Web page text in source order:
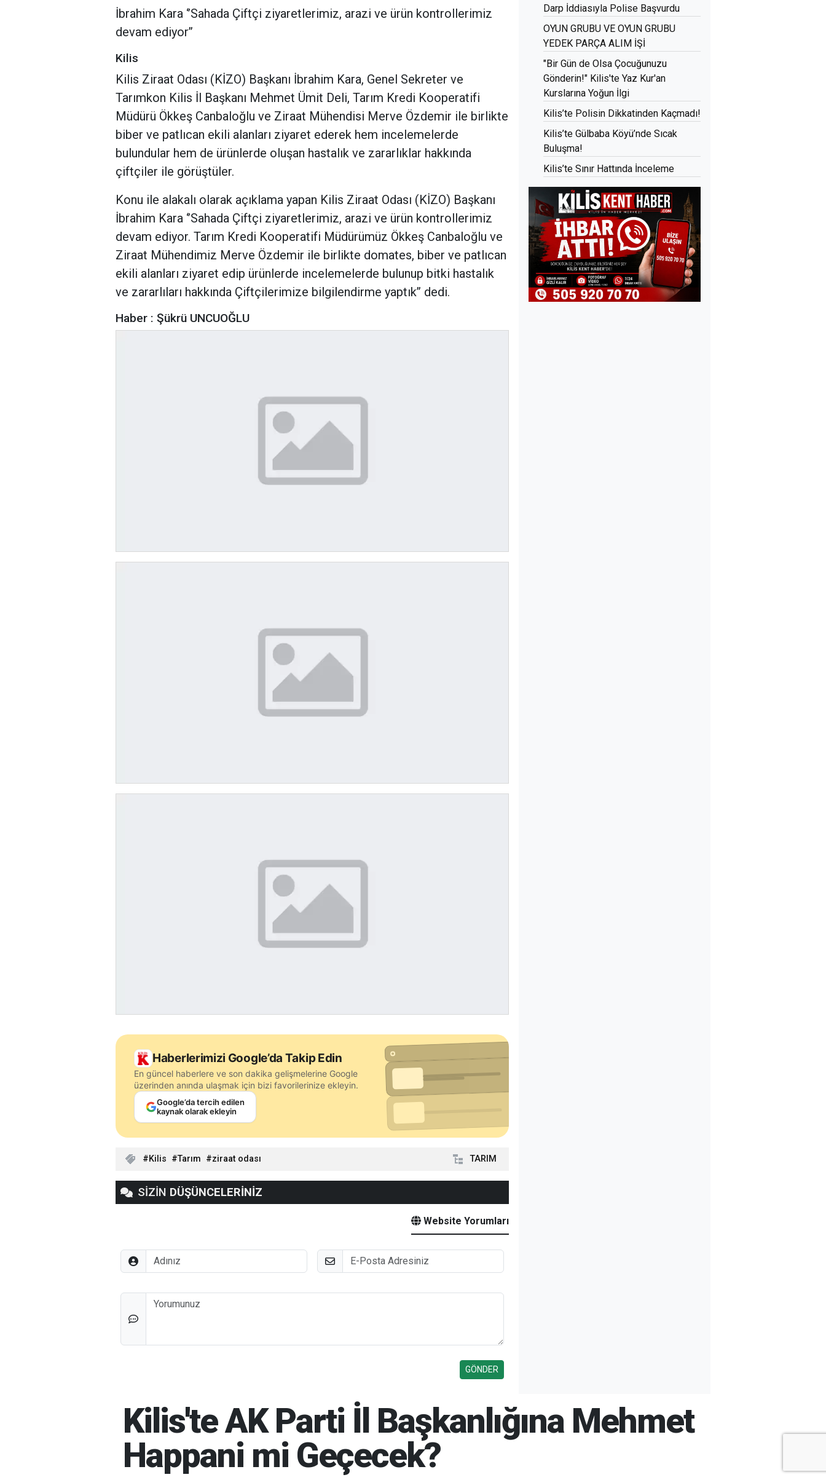
İbrahim Kara ‘’Sahada Çiftçi ziyaretlerimiz, arazi ve ürün kontrollerimiz
devam ediyor’’
Kilis
Kilis Ziraat Odası (KİZO) Başkanı İbrahim Kara, Genel Sekreter ve
Tarımkon Kilis İl Başkanı Mehmet Ümit Deli, Tarım Kredi Kooperatifi
Müdürü Ökkeş Canbaloğlu ve Ziraat Mühendisi Merve Özdemir ile birlikte
biber ve patlıcan ekili alanları ziyaret ederek hem incelemelerde
bulundular hem de ürünlerde oluşan hastalık ve zararlıklar hakkında
çiftçiler ile görüştüler.
Konu ile alakalı olarak açıklama yapan Kilis Ziraat Odası (KİZO) Başkanı
İbrahim Kara ‘’Sahada Çiftçi ziyaretlerimiz, arazi ve ürün kontrollerimiz
devam ediyor. Tarım Kredi Kooperatifi Müdürümüz Ökkeş Canbaloğlu ve
Ziraat Mühendimiz Merve Özdemir ile birlikte domates, biber ve patlıcan
ekili alanları ziyaret edip ürünlerde incelemelerde bulunup bitki hastalık
ve zararlıları hakkında Çiftçilerimize bilgilendirme yaptık’’ dedi.
Haber : Şükrü UNCUOĞLU
Haberlerimizi Google’da Takip Edin
En güncel haberlere ve son dakika gelişmelerine Google
üzerinden anında ulaşmak için bizi favorilerinize ekleyin.
Google’da tercih edilen
kaynak olarak ekleyin
Kilis Tarım ziraat odası TARIM
SİZİN DÜŞÜNCELERİNİZ
Website Yorumları
Adınız E-Posta
Düşünceleriniz
Darp İddiasıyla Polise Başvurdu
OYUN GRUBU VE OYUN GRUBU
YEDEK PARÇA ALIM İŞİ
"Bir Gün de Olsa Çocuğunuzu
Gönderin!" Kilis'te Yaz Kur'an
Kurslarına Yoğun İlgi
Kilis’te Polisin Dikkatinden Kaçmadı!
Kilis’te Gülbaba Köyü’nde Sıcak
Buluşma!
Kilis’te Sınır Hattında İnceleme
Kilis'te AK Parti İl Başkanlığına Mehmet
Happani mi Geçecek?